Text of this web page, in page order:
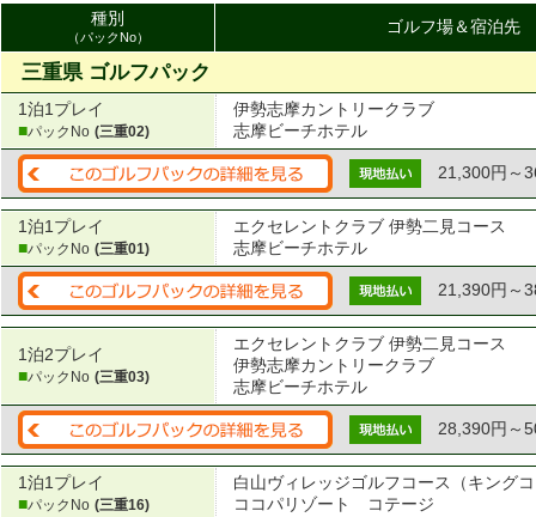
種別
（パックNo）
ゴルフ場＆宿泊先
三重県 ゴルフパック
1泊1プレイ
■パックNo (三重02)
伊勢志摩カントリークラブ
志摩ビーチホテル
21,300円～
1泊1プレイ
■パックNo (三重01)
エクセレントクラブ 伊勢二見コース
志摩ビーチホテル
21,390円～
1泊2プレイ
■パックNo (三重03)
エクセレントクラブ 伊勢二見コース
伊勢志摩カントリークラブ
志摩ビーチホテル
28,390円～
1泊1プレイ
■パックNo (三重16)
白山ヴィレッジゴルフコース（キング
ココパリゾート コテージ